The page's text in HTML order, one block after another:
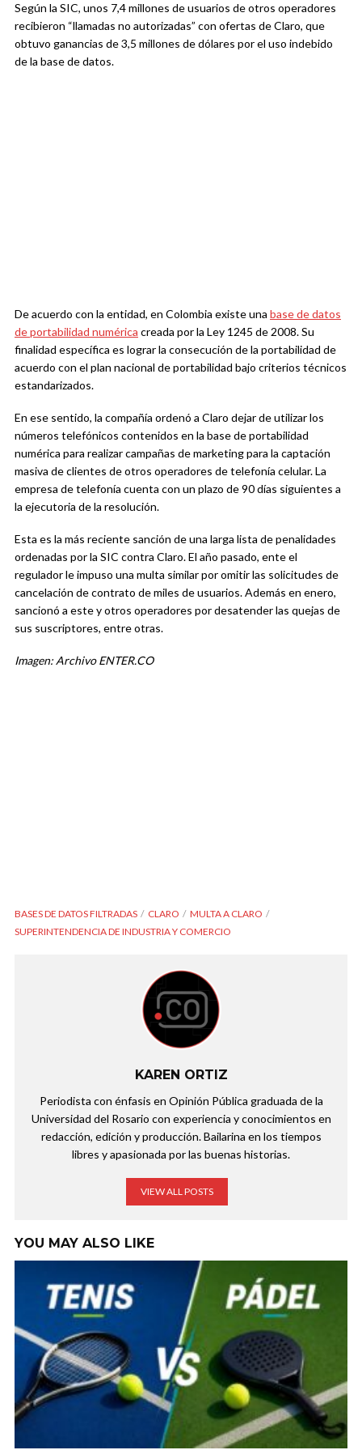
Según la SIC, unos 7,4 millones de usuarios de otros operadores
recibieron “llamadas no autorizadas” con ofertas de Claro, que
obtuvo ganancias de 3,5 millones de dólares por el uso indebido
de la base de datos.
De acuerdo con la entidad, en Colombia existe una base de datos
de portabilidad numérica creada por la Ley 1245 de 2008. Su
finalidad específica es lograr la consecución de la portabilidad de
acuerdo con el plan nacional de portabilidad bajo criterios técnicos
estandarizados.
En ese sentido, la compañía ordenó a Claro dejar de utilizar los
números telefónicos contenidos en la base de portabilidad
numérica para realizar campañas de marketing para la captación
masiva de clientes de otros operadores de telefonía celular. La
empresa de telefonía cuenta con un plazo de 90 días siguientes a
la ejecutoria de la resolución.
Esta es la más reciente sanción de una larga lista de penalidades
ordenadas por la SIC contra Claro. El año pasado, ente el
regulador le impuso una multa similar por omitir las solicitudes de
cancelación de contrato de miles de usuarios. Además en enero,
sancionó a este y otros operadores por desatender las quejas de
sus suscriptores, entre otras.
Imagen: Archivo ENTER.CO
BASES DE DATOS FILTRADAS CLARO
MULTA A CLARO
SUPERINTENDENCIA DE INDUSTRIA Y COMERCIO
KAREN ORTIZ
Periodista con énfasis en Opinión Pública graduada de la
Universidad del Rosario con experiencia y conocimientos en
redacción, edición y producción. Bailarina en los tiempos
libres y apasionada por las buenas historias.
VIEW ALL POSTS
YOU MAY ALSO LIKE